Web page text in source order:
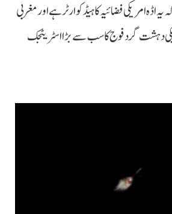
اڈہ امریکی فضائیہ کا ہیڈکوارٹر ہے اور مغربی
دہشت گرد فوج کا سب سے بڑا اسٹریٹجک